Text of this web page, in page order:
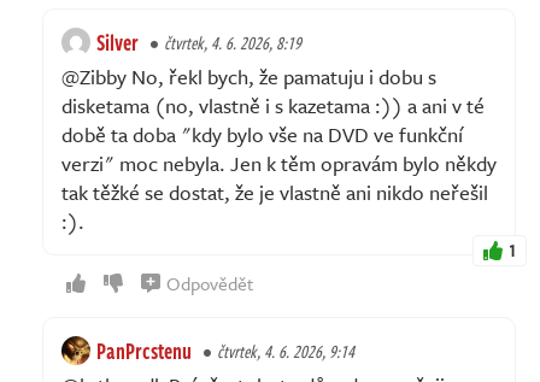
Silver čtvrtek, 4. 6. 2026, 8:19
@Zibby No, řekl bych, že pamatuju i dobu s
disketama (no, vlastně i s kazetama :)) a ani v té
době ta doba "kdy bylo vše na DVD ve funkční
verzi" moc nebyla. Jen k těm opravám bylo někdy
tak těžké se dostat, že je vlastně ani nikdo neřešil
:).
1
Odpovědět
PanPrcstenu čtvrtek, 4. 6. 2026, 9:14